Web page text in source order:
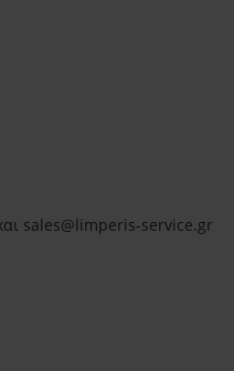
sales@limperis-service.gr